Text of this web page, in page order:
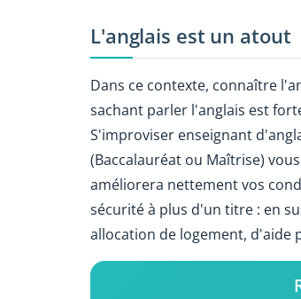
L'anglais est un atout
Dans ce contexte, connaître
sachant parler l'anglais est
S'improviser enseignant
(Baccalauréat ou Maîtrise)
améliorera nettement vos
sécurité à plus d'un titre : en
allocation de logement, d'aide